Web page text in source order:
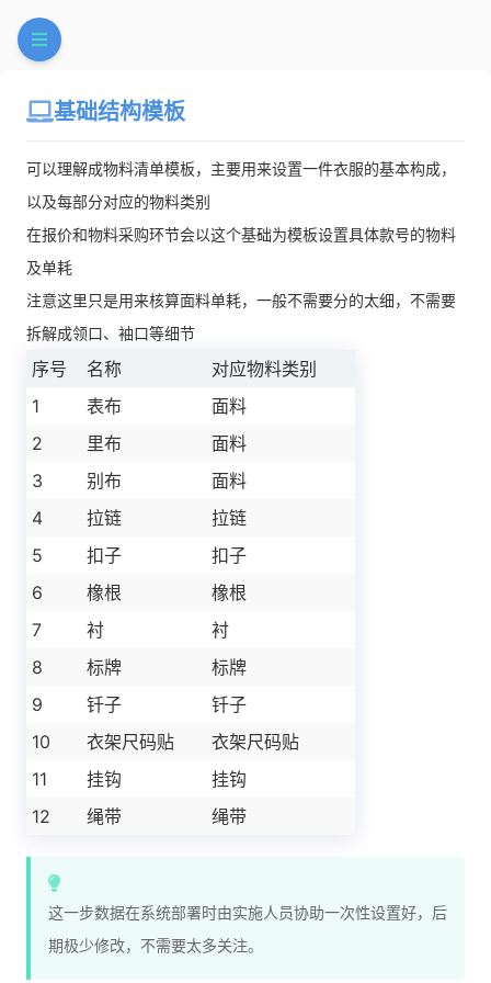
基础结构模板
可以理解成物料清单模板，主要用来设置一件衣服的基本构成，
以及每部分对应的物料类别
在报价和物料采购环节会以这个基础为模板设置具体款号的物料
及单耗
注意这里只是用来核算面料单耗，一般不需要分的太细，不需要
拆解成领口、袖口等细节
序号 名称
对应物料类别
1
表布
面料
2
里布
面料
3
别布
面料
4
拉链
拉链
5
扣子
扣子
6
橡根
橡根
7
衬
衬
8
标牌
标牌
9
钎子
钎子
10
衣架尺码贴
衣架尺码贴
11
挂钩
挂钩
12
绳带 绳带
这一步数据在系统部署时由实施人员协助一次性设置好，后
期极少修改，不需要太多关注。